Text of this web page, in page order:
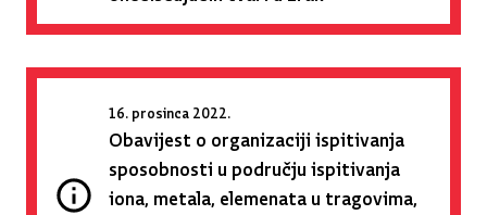
16. prosinca 2022.
Obavijest o organizaciji ispitivanja
sposobnosti u području ispitivanja
iona, metala, elemenata u tragovima,